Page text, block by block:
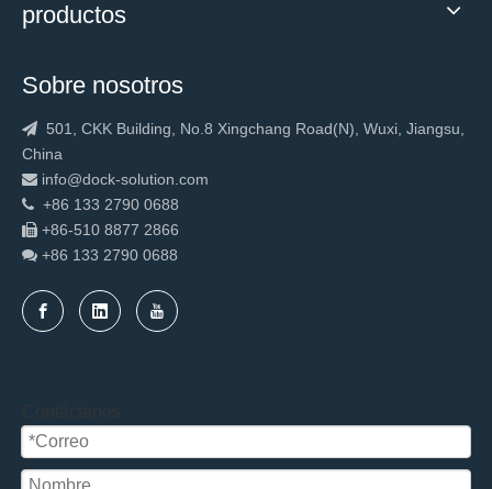
productos
Sobre nosotros
 501, CKK Building, No.8 Xingchang Road(N), Wuxi, Jiangsu,
China
 info@dock-solution.com
 +86 133 2790 0688
 +86-510 8877 2866
 +86 133 2790 0688